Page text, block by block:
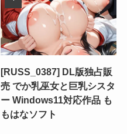
[RUSS_0387] DL版独占販
売 でか乳巫女と巨乳シスタ
ー Windows11対応作品 も
もはなソフト